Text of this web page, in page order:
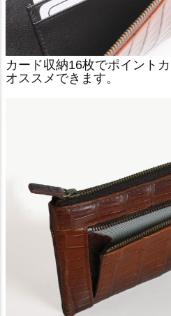
カード収納16枚でポイント
オススメできます。